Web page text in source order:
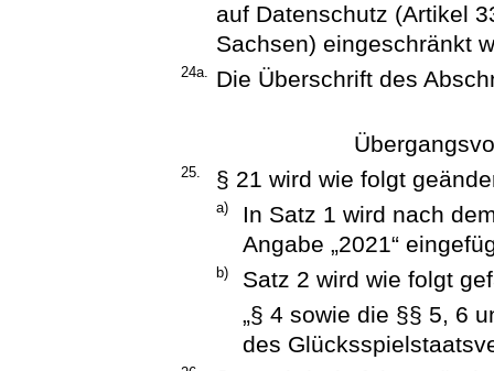
auf Datenschutz (Artikel
Sachsen) eingeschränkt
24a. Die Überschrift des
25. § 21 wird wie folgt
a)
In Satz 1 wird nach
Angabe „2021“
b)
Satz 2 wird wie folgt
„§ 4 sowie die §§ 5, 6
des